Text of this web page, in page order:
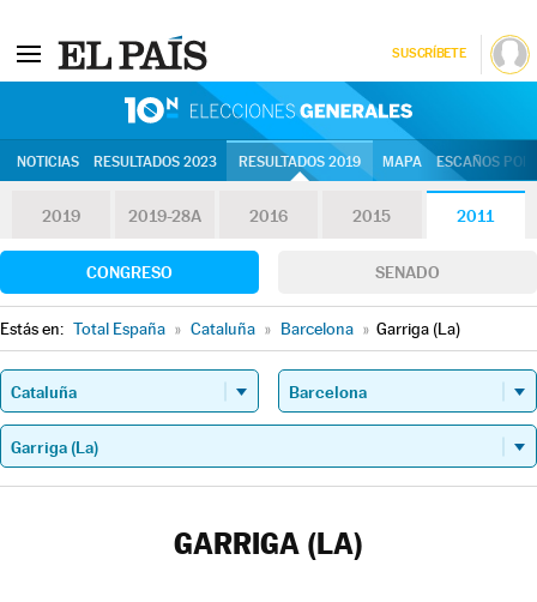
SUSCRÍBETE
NOTICIAS RESULTADOS 2023 RESULTADOS 2019 MAPA ESCAÑOS
2019 2019-28A 2016 2015 2011
CONGRESO SENADO
Estás en: Total España » Cataluña » Barcelona » Garriga (La)
GARRIGA (LA)